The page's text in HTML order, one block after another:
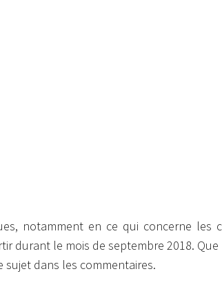
notamment en ce qui concerne les
durant le mois de septembre 2018. Que
sujet dans les commentaires.